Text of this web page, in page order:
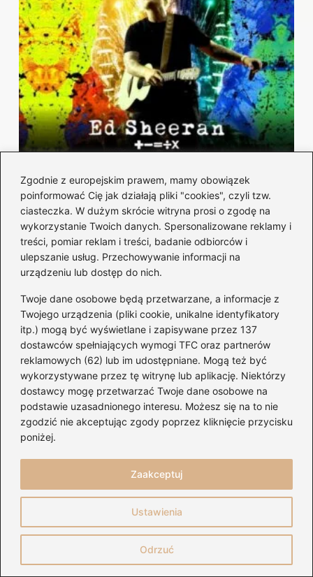
Zgodnie z europejskim prawem, mamy obowiązek
poinformować Cię jak działają pliki "cookies", czyli tzw.
ciasteczka. W dużym skrócie witryna prosi o zgodę na
wykorzystanie Twoich danych. Spersonalizowane reklamy i
treści, pomiar reklam i treści, badanie odbiorców i
ulepszanie usług. Przechowywanie informacji na
urządzeniu lub dostęp do nich.
Twoje dane osobowe będą przetwarzane, a informacje z
Twojego urządzenia (pliki cookie, unikalne identyfikatory
itp.) mogą być wyświetlane i zapisywane przez 137
dostawców spełniających wymogi TFC oraz partnerów
reklamowych (62) lub im udostępniane. Mogą też być
wykorzystywane przez tę witrynę lub aplikację. Niektórzy
dostawcy mogę przetwarzać Twoje dane osobowe na
podstawie uzasadnionego interesu. Możesz się na to nie
zgodzić nie akceptując zgody poprzez kliknięcie przycisku
poniżej.
Ustawienia
Odrzuć
Zaakceptuj
Ed Sheeran: kto to? poznaj niezwykłą
historię tego artysty
2026-07-15